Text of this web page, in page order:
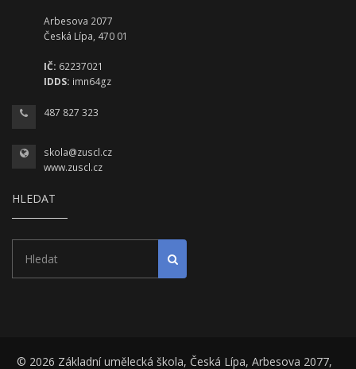
Arbesova 2077
Česká Lípa, 470 01
IČ: 62237021
IDDS: imn64gz
487 827 323
skola@zuscl.cz
www.zuscl.cz
HLEDAT
Spustit hledání
© 2026 Základní umělecká škola, Česká Lípa, Arbesova 2077,